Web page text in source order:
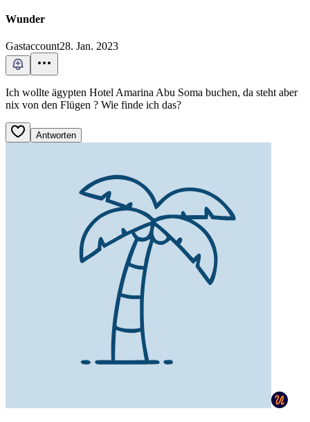
Wunder
Gastaccount28. Jan. 2023
Ich wollte ägypten Hotel Amarina Abu Soma buchen, da steht aber
nix von den Flügen ? Wie finde ich das?
Antworten